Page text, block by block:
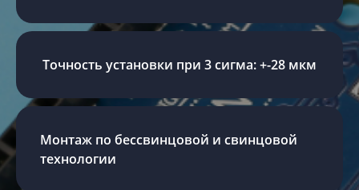
Точность установки при 3 сигма: +-28 мкм
Монтаж по бессвинцовой и свинцовой
технологии